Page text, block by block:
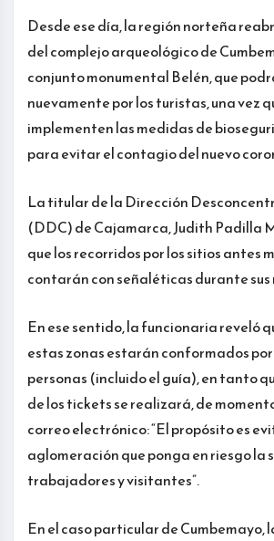
Desde ese día, la región norteña
del complejo arqueológico de
conjunto monumental Belén, que
nuevamente por los turistas, una vez
implementen las medidas de
para evitar el contagio del nuevo
La titular de la Dirección
(DDC) de Cajamarca, Judith Padilla
que los recorridos por los sitios antes
contarán con señaléticas durante
En ese sentido, la funcionaria reveló
estas zonas estarán conformados por
personas (incluido el guía), en tanto
de los tickets se realizará, de
correo electrónico: “El propósito es
aglomeración que ponga en riesgo la
trabajadores y visitantes”.
En el caso particular de Cumbemayo,